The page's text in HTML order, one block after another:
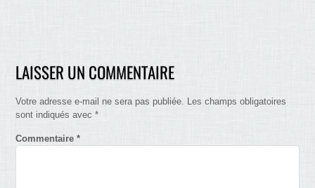
LAISSER UN COMMENTAIRE
Votre adresse e-mail ne sera pas publiée. Les champs obligatoires
sont indiqués avec*
Commentaire*